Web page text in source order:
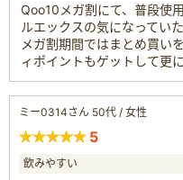
Qoo10メガ割にて、普段使
ルエックスの気になってい
メガ割期間ではまとめ買い
ィポイントもゲットして更
ミー0314さん 50代 / 女性
5
飲みやすい